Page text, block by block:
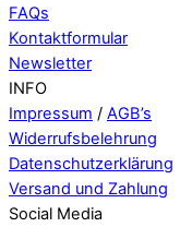
FAQs
Kontaktformular
Newsletter
INFO
Impressum / AGB’s
Widerrufsbelehrung
Datenschutzerklärung
Versand und Zahlung
Social Media